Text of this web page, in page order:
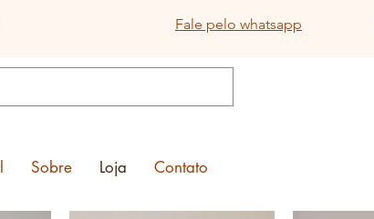
Fale pelo whatsapp
Sobre Loja Contato